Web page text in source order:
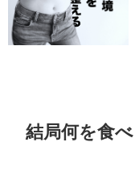
結局何を食